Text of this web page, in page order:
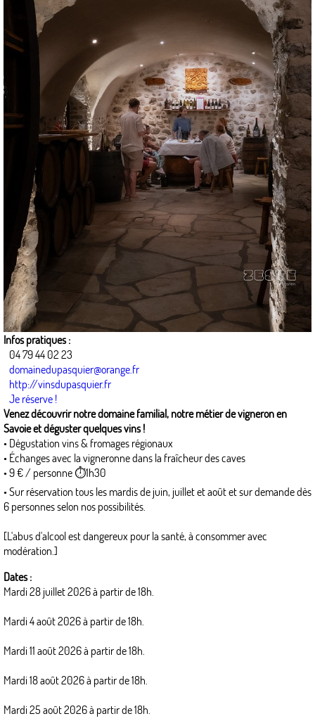
Infos pratiques :
04 79 44 02 23
domainedupasquier@orange.fr
http://vinsdupasquier.fr
Je réserve !
Venez découvrir notre domaine familial, notre métier de vigneron en
Savoie et déguster quelques vins !
• Dégustation vins & fromages régionaux
• Échanges avec la vigneronne dans la fraîcheur des caves
• 9 € / personne ⏱1h30
• Sur réservation tous les mardis de juin, juillet et août et sur demande dès
6 personnes selon nos possibilités.
[L'abus d'alcool est dangereux pour la santé, à consommer avec
modération.]
Dates :
Mardi 28 juillet 2026 à partir de 18h.
Mardi 4 août 2026 à partir de 18h.
Mardi 11 août 2026 à partir de 18h.
Mardi 18 août 2026 à partir de 18h.
Mardi 25 août 2026 à partir de 18h.